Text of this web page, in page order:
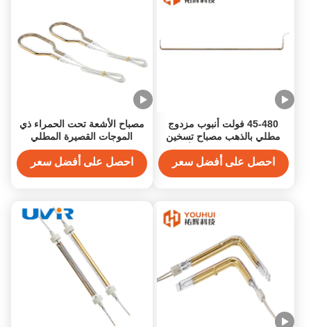
45-480 فولت أنبوب مزدوج
مطلي بالذهب مصباح تسخين
بالأشعة تحت الحمراء أنبوب
سخان هالوجين للتطبيقات
احصل على أفضل سعر
مصباح الأشعة تحت الحمراء ذي
الموجات القصيرة المطلي
بالذهب 39-606 ملم
احصل على أفضل سعر